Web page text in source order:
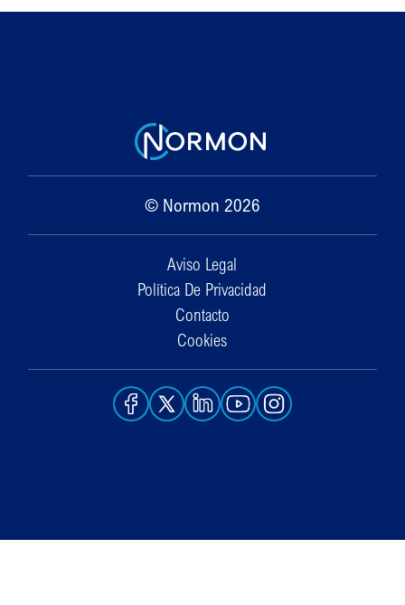
© Normon 2026
Aviso Legal
Política De Privacidad
Contacto
Cookies